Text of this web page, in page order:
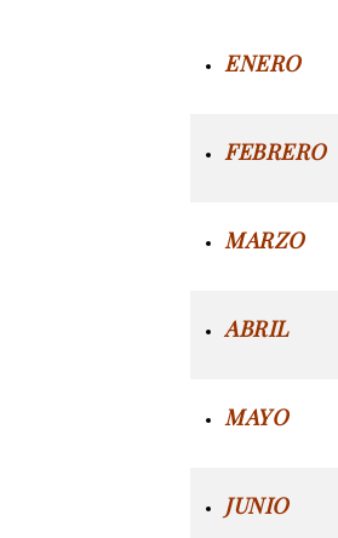
ENERO
FEBRERO
MARZO
ABRIL
MAYO
JUNIO